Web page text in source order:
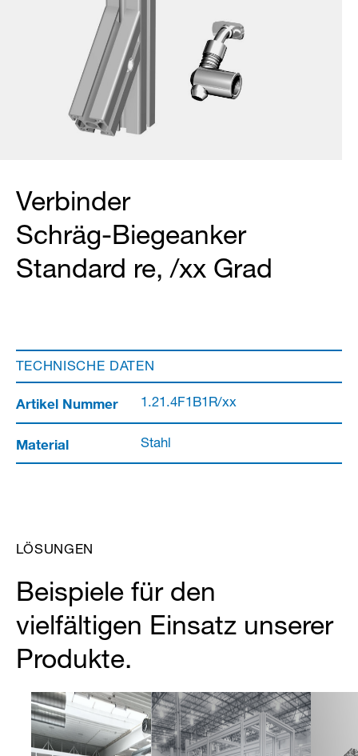
Verbinder
Schräg-Biegeanker
Standard re, /xx Grad
TECHNISCHE DATEN
Artikel Nummer 1.21.4F1B1R/xx
Material Stahl
LÖSUNGEN
Beispiele für den
vielfältigen Einsatz unserer
Produkte.